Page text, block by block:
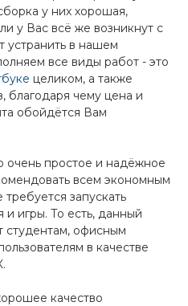
у них хорошая,
у Вас всё же возникнут с
устранить в нашем
все виды работ - это
целиком, а также
благодаря чему цена и
обойдётся Вам
очень простое и надёжное
всем экономным
запускать
игры. То есть, данный
студентам, офисным
в качестве
качество